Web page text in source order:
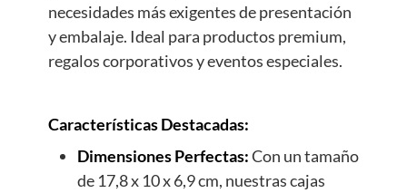
necesidades más exigentes de presentación
y embalaje. Ideal para productos premium,
regalos corporativos y eventos especiales.
Características Destacadas:
Dimensiones Perfectas:Con un tamaño
de 17,8 x 10 x 6,9 cm, nuestras cajas